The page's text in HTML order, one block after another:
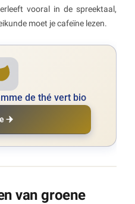
vooral in de spreektaal,
moet je cafeïne lezen.
de thé vert bio
van groene